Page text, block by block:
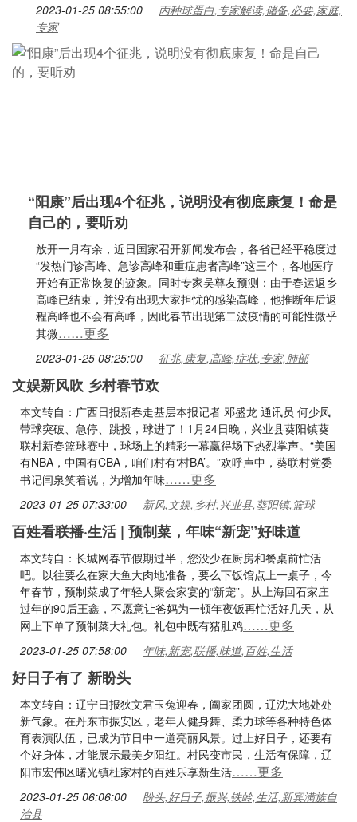
2023-01-25 08:55:00
丙种球蛋白,专家解读,储备,必要,家庭,
专家
“阳康”后出现4个征兆，说明没有彻底康复！命是
自己的，要听劝
放开一月有余，近日国家召开新闻发布会，各省已经平稳度过
“发热门诊高峰、急诊高峰和重症患者高峰”这三个，各地医疗
开始有正常恢复的迹象。同时专家吴尊友预测：由于春运返乡
高峰已结束，并没有出现大家担忧的感染高峰，他推断年后返
程高峰也不会有高峰，因此春节出现第二波疫情的可能性微乎
其微……更多
2023-01-25 08:25:00 征兆,康复,高峰,症状,专家,肺部
文娱新风吹 乡村春节欢
本文转自：广西日报新春走基层本报记者 邓盛龙 通讯员 何少凤
带球突破、急停、跳投，球进了！1月24日晚，兴业县葵阳镇葵
联村新春篮球赛中，球场上的精彩一幕赢得场下热烈掌声。“美国
有NBA，中国有CBA，咱们村有‘村BA’。”欢呼声中，葵联村党委
书记闫泉笑着说，为增加年味……更多
2023-01-25 07:33:00 新风,文娱,乡村,兴业县,葵阳镇,篮球
百姓看联播·生活 | 预制菜，年味“新宠”好味道
本文转自：长城网春节假期过半，您没少在厨房和餐桌前忙活
吧。以往要么在家大鱼大肉地准备，要么下饭馆点上一桌子，今
年春节，预制菜成了年轻人聚会家宴的“新宠”。从上海回石家庄
过年的90后王鑫，不愿意让爸妈为一顿年夜饭再忙活好几天，从
网上下单了预制菜大礼包。礼包中既有猪肚鸡……更多
2023-01-25 07:58:00 年味,新宠,联播,味道,百姓,生活
好日子有了 新盼头
本文转自：辽宁日报狄文君玉兔迎春，阖家团圆，辽沈大地处处
新气象。在丹东市振安区，老年人健身舞、柔力球等各种特色体
育表演队伍，已成为节日中一道亮丽风景。过上好日子，还要有
个好身体，才能展示最美夕阳红。村民变市民，生活有保障，辽
阳市宏伟区曙光镇杜家村的百姓乐享新生活……更多
2023-01-25 06:06:00
盼头,好日子,振兴,铁岭,生活,新宾满族自
治县